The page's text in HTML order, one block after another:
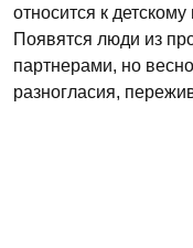
относится к
Появятся люди из
партнерами, но
разногласия,